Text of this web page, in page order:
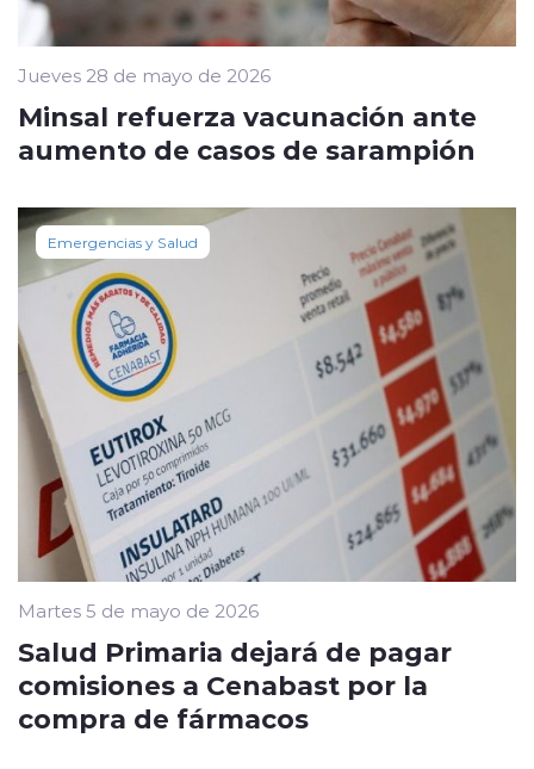
Jueves 28 de mayo de 2026
Minsal refuerza vacunación ante
aumento de casos de sarampión
Emergencias y Salud
Martes 5 de mayo de 2026
Salud Primaria dejará de pagar
comisiones a Cenabast por la
compra de fármacos